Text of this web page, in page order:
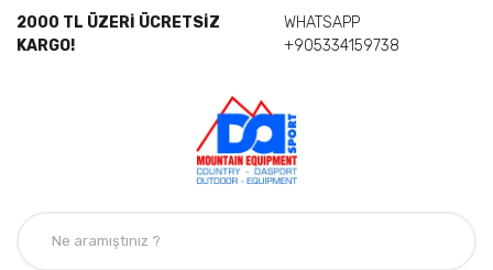
2000 TL ÜZERİ ÜCRETSİZ
KARGO!
WHATSAPP
+905334159738